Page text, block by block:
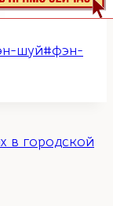
шуй#фэн-
в городской